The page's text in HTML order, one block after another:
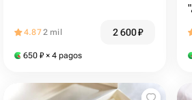
4.872 mil 2 600₽
650 ₽ × 4 pagos